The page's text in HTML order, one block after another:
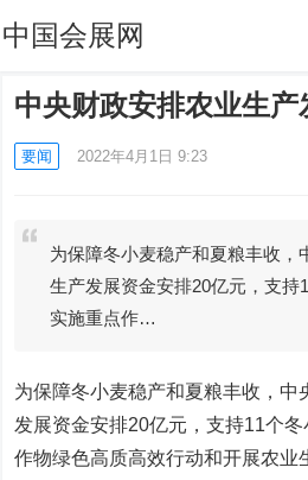
中国会展网
中央财政安排农业生
要闻 2022年4月1日 9:23
为保障冬小麦稳产和夏粮丰收，
生产发展资金安排20亿元，支持
实施重点作…
为保障冬小麦稳产和夏粮丰收，中
发展资金安排20亿元，支持11个
作物绿色高质高效行动和开展农业